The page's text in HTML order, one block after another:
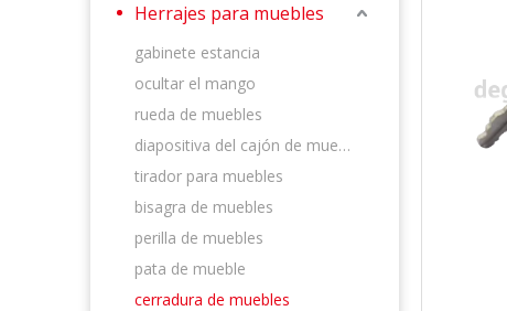
Herrajes para muebles
gabinete estancia
ocultar el mango
rueda de muebles
diapositiva del cajón de muebles
tirador para muebles
bisagra de muebles
perilla de muebles
pata de mueble
cerradura de muebles